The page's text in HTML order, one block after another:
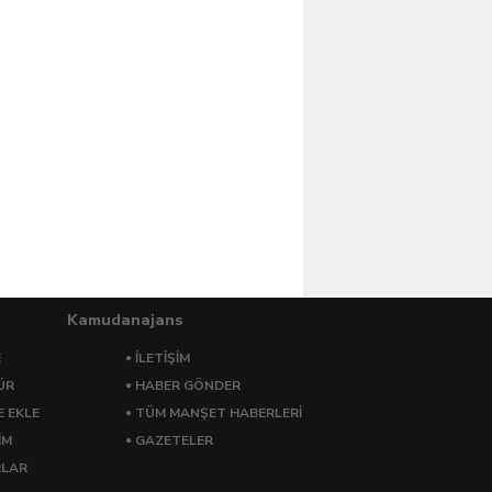
Kamudanajans
İLETİŞİM
HABER GÖNDER
EKLE
TÜM MANŞET HABERLERİ
GAZETELER